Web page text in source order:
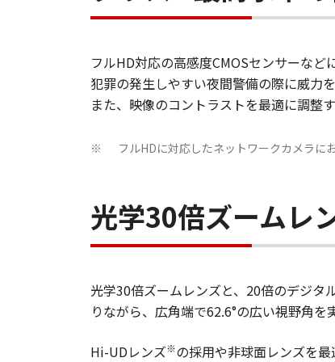
フルHD対応の高感度CMOSセンサーな
犯罪の発生しやすい夜間警備の際に威力を
また、映像のコントラストを最適に調整
※ フルHDに対応したネットワークカメラに
光学30倍ズームレ
光学30倍ズームレンズと、20倍のデジタ
りながら、広角端で62.6°の広い視野角を
Hi-UDレンズ※の採用や非球面レンズを